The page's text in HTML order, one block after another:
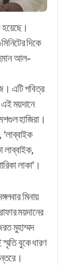
দিকে
আল-
এটি পবিত্র
ময়দানে
হাজিরা।
লাব্বাইক,
লাকা’।
মিনায়
ময়দানের
মুহাম্মদ
বুকে ধারণ